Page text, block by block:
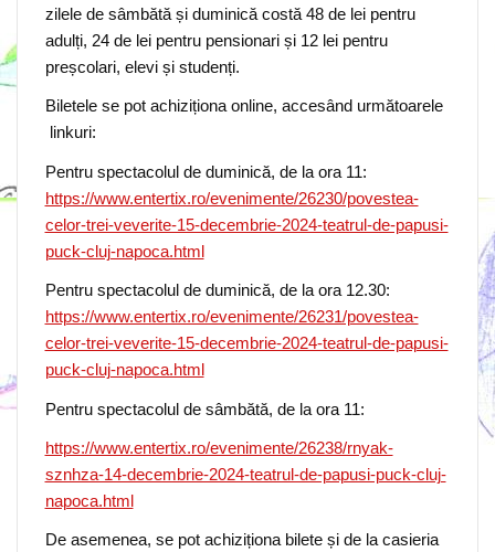
zilele de sâmbătă și duminică costă 48 de lei pentru
adulți, 24 de lei pentru pensionari și 12 lei pentru
preșcolari, elevi și studenți.
Biletele se pot achiziționa online, accesând următoarele
linkuri:
Pentru spectacolul de duminică, de la ora 11:
https://www.entertix.ro/evenimente/26230/povestea-
celor-trei-veverite-15-decembrie-2024-teatrul-de-papusi-
puck-cluj-napoca.html
Pentru spectacolul de duminică, de la ora 12.30:
https://www.entertix.ro/evenimente/26231/povestea-
celor-trei-veverite-15-decembrie-2024-teatrul-de-papusi-
puck-cluj-napoca.html
Pentru spectacolul de sâmbătă, de la ora 11:
https://www.entertix.ro/evenimente/26238/rnyak-
sznhza-14-decembrie-2024-teatrul-de-papusi-puck-cluj-
napoca.html
De asemenea, se pot achiziționa bilete și de la casieria